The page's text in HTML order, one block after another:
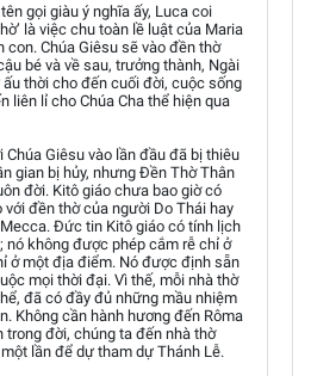
gọi giàu ý nghĩa ấy, Luca coi
là việc chu toàn lề luật của Maria
con. Chúa Giêsu sẽ vào đền thờ
bé và về sau, trưởng thành, Ngài
thời cho đến cuối đời, cuộc sống
liên lỉ cho Chúa Cha thể hiện qua
Chúa Giêsu vào lần đầu đã bị thiêu
gian bị hủy, nhưng Đền Thờ Thân
đời. Kitô giáo chưa bao giờ có
đền thờ của người Do Thái hay
Đức tin Kitô giáo có tính lịch
nó không được phép cắm rễ chỉ ở
ở một địa điểm. Nó được định sẵn
mọi thời đại. Vì thế, mỗi nhà thờ
đã có đầy đủ những mầu nhiệm
Không cần hành hương đến Rôma
trong đời, chúng ta đến nhà thờ
lần để dự tham dự Thánh Lễ.